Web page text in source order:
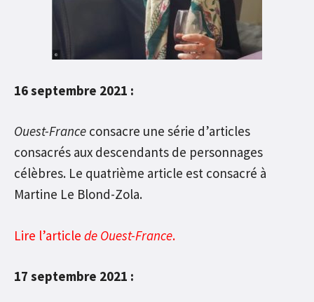
16 septembre 2021 :
Ouest-France consacre une série d’articles
consacrés aux descendants de personnages
célèbres. Le quatrième article est consacré à
Martine Le Blond-Zola.
Lire l’article de Ouest-France.
17 septembre 2021 :